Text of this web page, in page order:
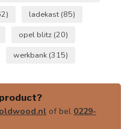
ladekast (85)
opel blitz (20)
werkbank (315)
of bel 0229-